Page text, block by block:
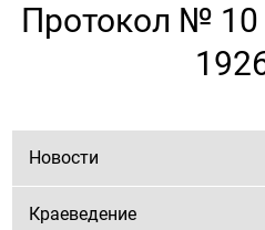
Протокол № 10
Новости
Краеведение